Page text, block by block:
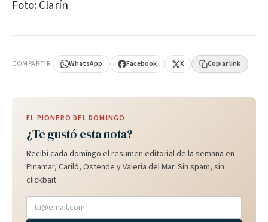
Foto: Clarín
COMPARTIR WhatsApp Facebook X Copiar link
EL PIONERO DEL DOMINGO
¿Te gustó esta nota?
Recibí cada domingo el resumen editorial de la semana en
Pinamar, Cariló, Ostende y Valeria del Mar. Sin spam, sin
clickbait.